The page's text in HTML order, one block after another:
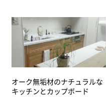
オーク無垢材のナチュラルな
キッチンとカップボード